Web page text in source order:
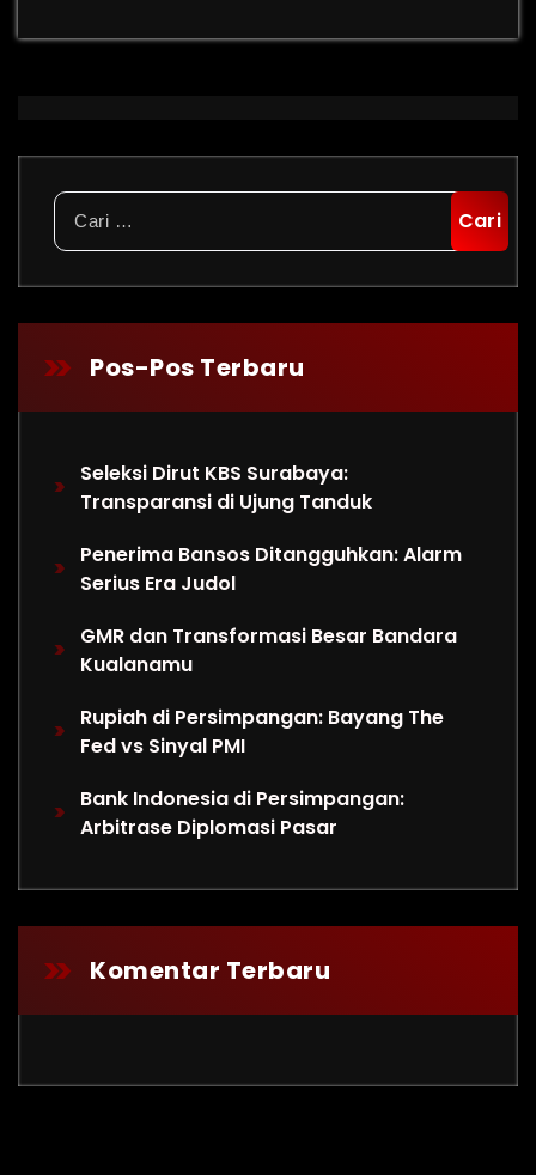
Cari
untuk:
Pos-Pos Terbaru
Seleksi Dirut KBS Surabaya:
Transparansi di Ujung Tanduk
Penerima Bansos Ditangguhkan: Alarm
Serius Era Judol
GMR dan Transformasi Besar Bandara
Kualanamu
Rupiah di Persimpangan: Bayang The
Fed vs Sinyal PMI
Bank Indonesia di Persimpangan:
Arbitrase Diplomasi Pasar
Komentar Terbaru